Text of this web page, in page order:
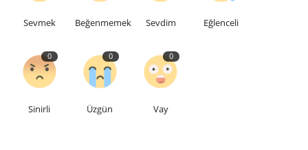
Sevmek Beğenmemek Sevdim Eğlenceli
0
Sinirli
0
Üzgün
0
Vay